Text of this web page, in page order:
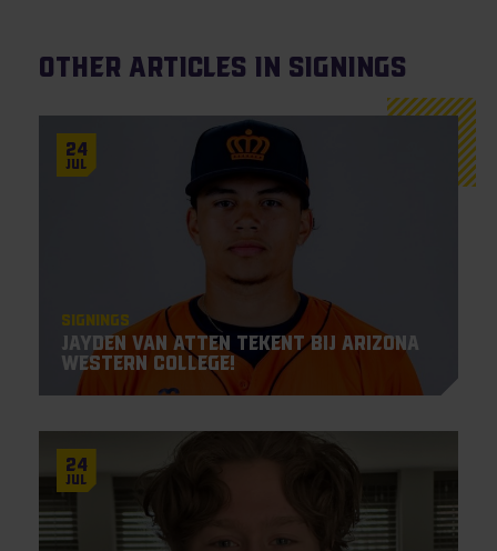
Other articles in Signings
24
Jul
Signings
Jayden Van Atten tekent bij Arizona
Western College!
24
Jul